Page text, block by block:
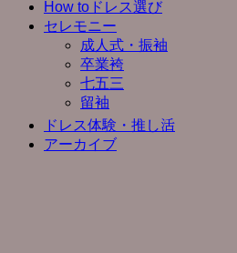
How toドレス選び
セレモニー
成人式・振袖
卒業袴
七五三
留袖
ドレス体験・推し活
アーカイブ